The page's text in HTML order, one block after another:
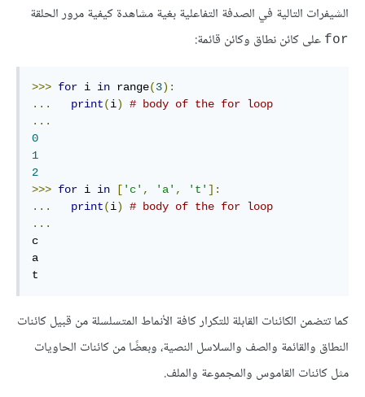
الشيفرات التالية في الصدفة التفاعلية بغية مشاهدة كيفية مرور الحلقة
for على كائن نطاق وكائن قائمة:
>>> for i in range(3):
...
print(i)
# body of the for loop
...
0
1
2
>>> for i in [ 'c' , 'a' , 't' ]:
...
print(i)
# body of the for loop
...
c
a
t
كما تتضمن الكائنات القابلة للتكرار كافة الأنماط المتسلسلة من قبيل كائنات
النطاق والقائمة والصف والسلاسل النصية، وبعضًا من كائنات الحاويات
مثل كائنات القاموس والمجموعة والملف.